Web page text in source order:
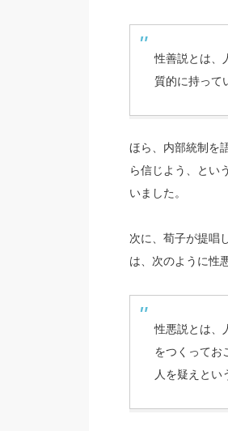
性善説とは、
質的に持って
ほら、内部統制を
ら信じよう、とい
いました。
次に、荀子が提唱
は、次のように性
性悪説とは、
をつくってお
人を疑えとい